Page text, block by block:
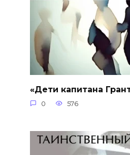
«Дети капитана
0 576